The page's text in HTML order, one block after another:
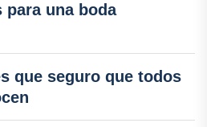
una boda
que seguro que todos